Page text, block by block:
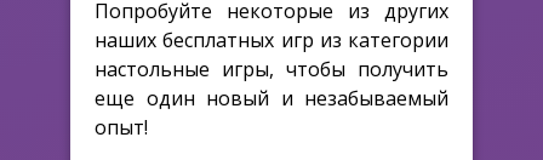
Попробуйте некоторые из других
наших бесплатных игр из категории
настольные игры, чтобы получить
еще один новый и незабываемый
опыт!